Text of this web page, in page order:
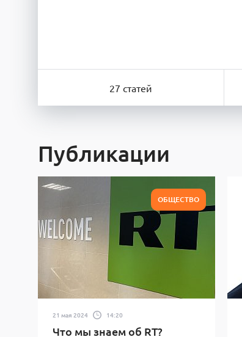
27 статей
Публикации
ОБЩЕСТВО
21 мая 2024 14:20
Что мы знаем об RT?